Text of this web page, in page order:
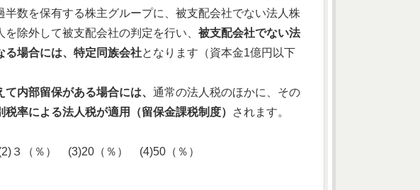
半数を保有する株主グループに、被支配会社でない法人株
除外して被支配会社の判定を行い、 被支配会社でない法
る場合には、特定同族会社となります（資本金1億円以下
内部留保がある場合には、 通常の法人税のほかに、その
税率による法人税が適用（留保金課税制度） されます。
３（％） (3)20（％） (4)50（％）